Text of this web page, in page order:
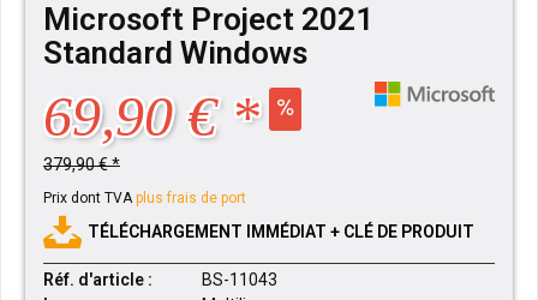
Microsoft Project 2021
Standard Windows
69,90 € *
379,90 € *
Prix dont TVAplus frais de port
TÉLÉCHARGEMENT IMMÉDIAT + CLÉ DE PRODUIT
Réf. d'article :
BS-11043